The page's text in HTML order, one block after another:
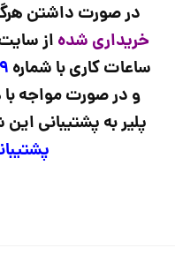
در صورت داشتن
خریداری شده از
ساعات کاری با شماره
و در صورت مواجه با
پلیر به پشتیبانی